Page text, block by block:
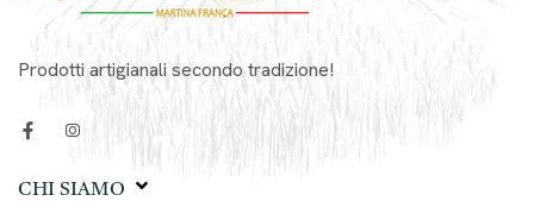
Prodotti artigianali secondo tradizione!
CHI SIAMO